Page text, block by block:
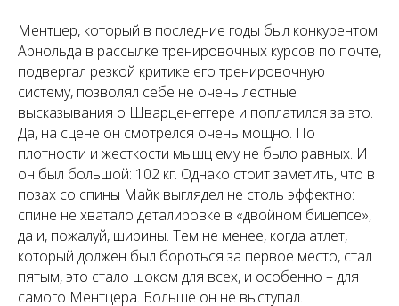
Ментцер, который в последние годы был конкурентом
Арнольда в рассылке тренировочных курсов по почте,
подвергал резкой критике его тренировочную
систему, позволял себе не очень лестные
высказывания о Шварценеггере и поплатился за это.
Да, на сцене он смотрелся очень мощно. По
плотности и жесткости мышц ему не было равных. И
он был большой: 102 кг. Однако стоит заметить, что в
позах со спины Майк выглядел не столь эффектно:
спине не хватало деталировке в «двойном бицепсе»,
да и, пожалуй, ширины. Тем не менее, когда атлет,
который должен был бороться за первое место, стал
пятым, это стало шоком для всех, и особенно – для
самого Ментцера. Больше он не выступал.